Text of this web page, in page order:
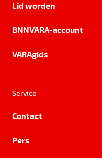
Lid worden
BNNVARA-account
VARAgids
Service
Contact
Pers